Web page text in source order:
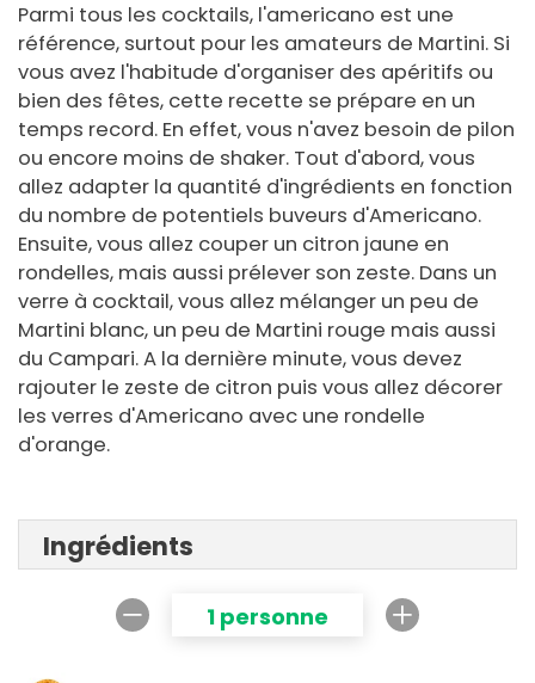
Parmi tous les cocktails, l'americano est une
référence, surtout pour les amateurs de Martini. Si
vous avez l'habitude d'organiser des apéritifs ou
bien des fêtes, cette recette se prépare en un
temps record. En effet, vous n'avez besoin de pilon
ou encore moins de shaker. Tout d'abord, vous
allez adapter la quantité d'ingrédients en fonction
du nombre de potentiels buveurs d'Americano.
Ensuite, vous allez couper un citron jaune en
rondelles, mais aussi prélever son zeste. Dans un
verre à cocktail, vous allez mélanger un peu de
Martini blanc, un peu de Martini rouge mais aussi
du Campari. A la dernière minute, vous devez
rajouter le zeste de citron puis vous allez décorer
les verres d'Americano avec une rondelle
d'orange.
Ingrédients
1 personne